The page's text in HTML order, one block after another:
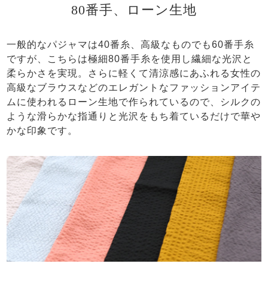
80番手、ローン生地
一般的なパジャマは40番糸、高級なものでも60番手糸
ですが、こちらは極細80番手糸を使用し繊細な光沢と
柔らかさを実現。さらに軽くて清涼感にあふれる女性の
高級なブラウスなどのエレガントなファッションアイテ
ムに使われるローン生地で作られているので、シルクの
ような滑らかな指通りと光沢をもち着ているだけで華や
かな印象です。